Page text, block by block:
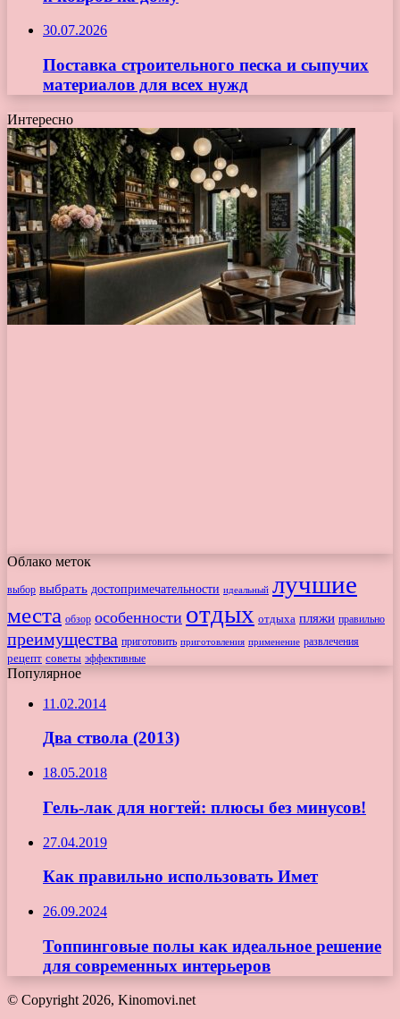
30.07.2026
Поставка строительного песка и сыпучих
материалов для всех нужд
Интересно
Облако меток
выбор выбрать достопримечательности идеальный лучшие
места обзор особенности отдых отдыха пляжи правильно
преимущества приготовить приготовления применение развлечения
рецепт советы эффективные
Популярное
11.02.2014
Два ствола (2013)
18.05.2018
Гель-лак для ногтей: плюсы без минусов!
27.04.2019
Как правильно использовать Имет
26.09.2024
Топпинговые полы как идеальное решение
для современных интерьеров
© Copyright 2026, Kinomovi.net